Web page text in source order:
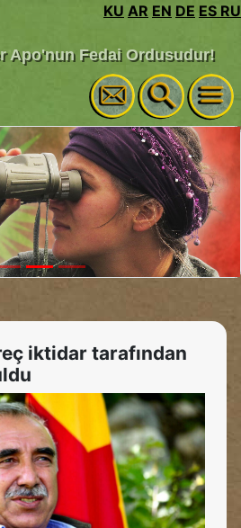
KU AR EN DE ES RU
Apo'nun Fedai Ordusudur!
iktidar tarafından